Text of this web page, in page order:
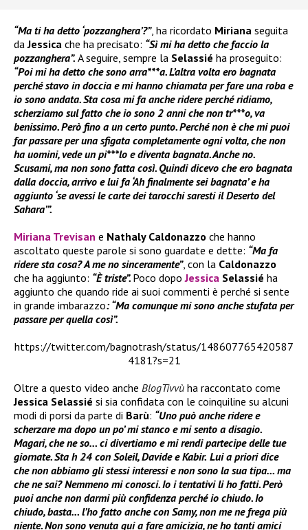
“Ma ti ha detto ‘pozzanghera’?”, ha ricordato Miriana seguita
daJessica che ha precisato: “Sì mi ha detto che faccio la
pozzanghera”. A seguire, sempre la Selassié ha proseguito:
“Poi mi ha detto che sono arra***a. L’altra volta ero bagnata
perché stavo in doccia e mi hanno chiamata per fare una roba e
io sono andata. Sta cosa mi fa anche ridere perché ridiamo,
scherziamo sul fatto che io sono 2 anni che non tr***o, va
benissimo. Però fino a un certo punto. Perché non è che mi puoi
far passare per una sfigata completamente ogni volta, che non
ha uomini, vede un pi***lo e diventa bagnata. Anche no.
Scusami, ma non sono fatta così. Quindi dicevo che ero bagnata
dalla doccia, arrivo e lui fa ‘Ah finalmente sei bagnata’ e ha
aggiunto ‘se avessi le carte dei tarocchi saresti il Deserto del
Sahara’”.
Miriana Trevisan e Nathaly Caldonazzo che hanno
ascoltato queste parole si sono guardate e dette: “Ma fa
ridere sta cosa? A me no sinceramente”, con la Caldonazzo
che ha aggiunto: “È triste”. Poco dopoJessica Selassié ha
aggiunto che quando ride ai suoi commenti è perché si sente
in grande imbarazzo: “Ma comunque mi sono anche stufata per
passare per quella così”.
https://twitter.com/bagnotrash/status/148607765420587
4181?s=21
Oltre a questo video anche BlogTivvù ha raccontato come
Jessica Selassié si sia confidata con le coinquiline su alcuni
modi di porsi da parte di Barù: “Uno può anche ridere e
scherzare ma dopo un po’ mi stanco e mi sento a disagio.
Magari, che ne so… ci divertiamo e mi rendi partecipe delle tue
giornate. Sta h 24 con Soleil, Davide e Kabir. Lui a priori dice
che non abbiamo gli stessi interessi e non sono la sua tipa… ma
che ne sai? Nemmeno mi conosci. Io i tentativi li ho fatti. Però
puoi anche non darmi più confidenza perché io chiudo. Io
chiudo, basta… l’ho fatto anche con Samy, non me ne frega più
niente. Non sono venuta qui a fare amicizia, ne ho tanti amici